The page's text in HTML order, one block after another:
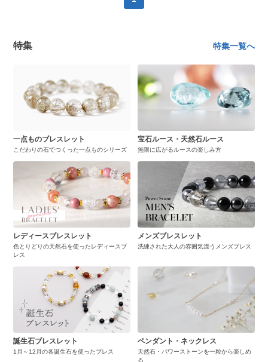
特集 特集一覧へ
一点ものブレスレット
こだわりの石でつくった一点ものシリーズ
宝石ルース・天然石ルース
無限に広がるルースの楽しみ方
レディースブレスレット
色とりどりの天然石を使ったレディースブ
レス
メンズブレスレット
洗練された大人の雰囲気漂うメンズブレス
誕生石ブレスレット
1月～12月の各誕生石を使ったブレス
ペンダント・ネックレス
天然石・パワーストーンを一粒から楽しめ
る